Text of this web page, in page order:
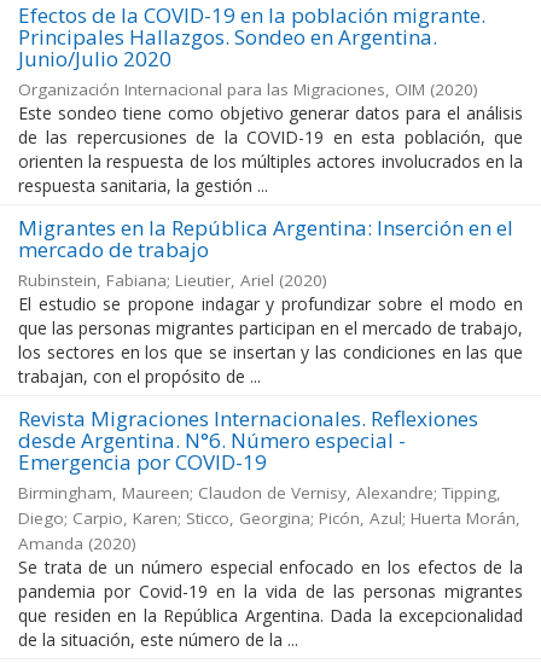
Efectos de la COVID-19 en la población migrante.
Principales Hallazgos. Sondeo en Argentina.
Junio/Julio 2020
Organización Internacional para las Migraciones, OIM (2020)
Este sondeo tiene como objetivo generar datos para el análisis
de las repercusiones de la COVID-19 en esta población, que
orienten la respuesta de los múltiples actores involucrados en la
respuesta sanitaria, la gestión ...
Migrantes en la República Argentina: Inserción en el
mercado de trabajo
Rubinstein, Fabiana; Lieutier, Ariel (2020)
El estudio se propone indagar y profundizar sobre el modo en
que las personas migrantes participan en el mercado de trabajo,
los sectores en los que se insertan y las condiciones en las que
trabajan, con el propósito de ...
Revista Migraciones Internacionales. Reflexiones
desde Argentina. N°6. Número especial -
Emergencia por COVID-19
Birmingham, Maureen; Claudon de Vernisy, Alexandre; Tipping,
Diego; Carpio, Karen; Sticco, Georgina; Picón, Azul; Huerta Morán,
Amanda (2020)
Se trata de un número especial enfocado en los efectos de la
pandemia por Covid-19 en la vida de las personas migrantes
que residen en la República Argentina. Dada la excepcionalidad
de la situación, este número de la ...